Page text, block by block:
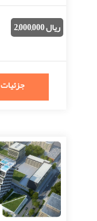
ریال 2,000,000
جزئیات